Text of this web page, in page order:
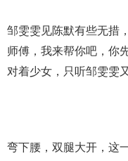
邹雯雯见陈默有些无措
师傅，我来帮你吧，你
对着少女，只听邹雯雯
弯下腰，双腿大开，这